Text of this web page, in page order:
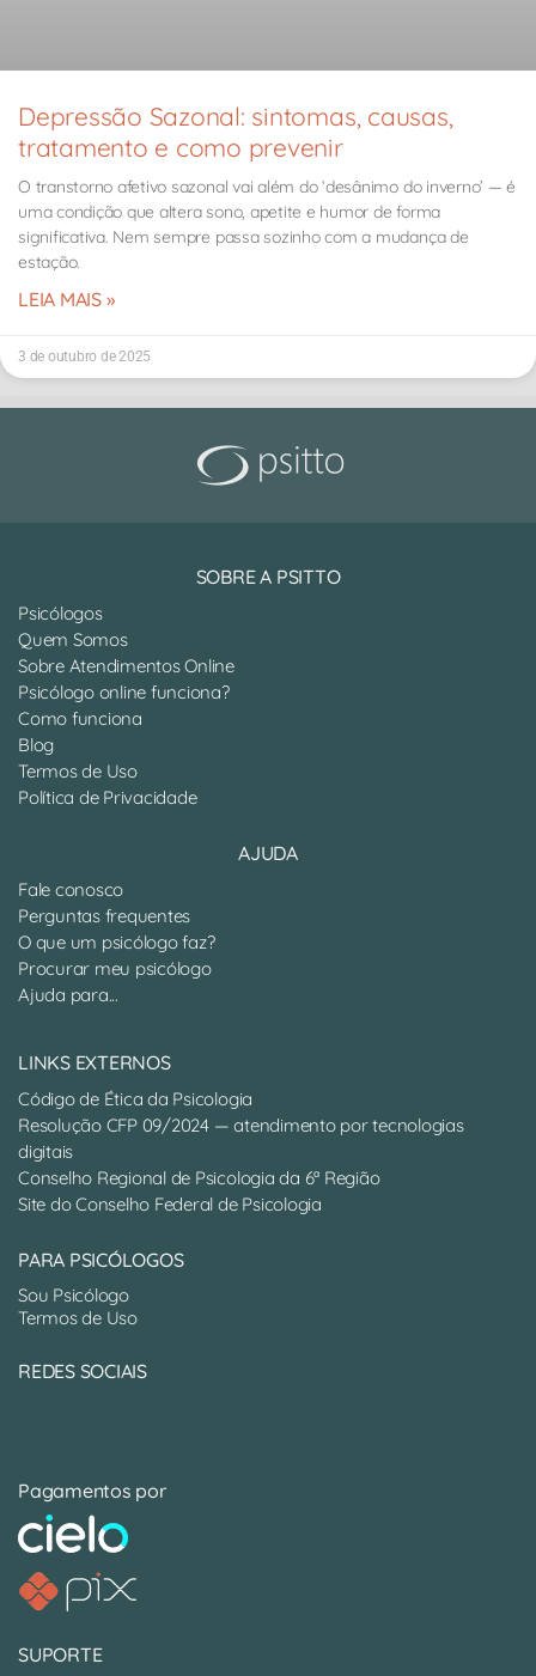
Depressão Sazonal: sintomas, causas,
tratamento e como prevenir
O transtorno afetivo sazonal vai além do ‘desânimo do inverno’ — é
uma condição que altera sono, apetite e humor de forma
significativa. Nem sempre passa sozinho com a mudança de
estação.
LEIA MAIS »
3 de outubro de 2025
SOBRE A PSITTO
Psicólogos
Quem Somos
Sobre Atendimentos Online
Psicólogo online funciona?
Como funciona
Blog
Termos de Uso
Política de Privacidade
AJUDA
Fale conosco
Perguntas frequentes
O que um psicólogo faz?
Procurar meu psicólogo
Ajuda para...
LINKS EXTERNOS
Código de Ética da Psicologia
Resolução CFP 09/2024 — atendimento por tecnologias
digitais
Conselho Regional de Psicologia da 6ª Região
Site do Conselho Federal de Psicologia
PARA PSICÓLOGOS
Sou Psicólogo
Termos de Uso
REDES SOCIAIS
Pagamentos por
SUPORTE